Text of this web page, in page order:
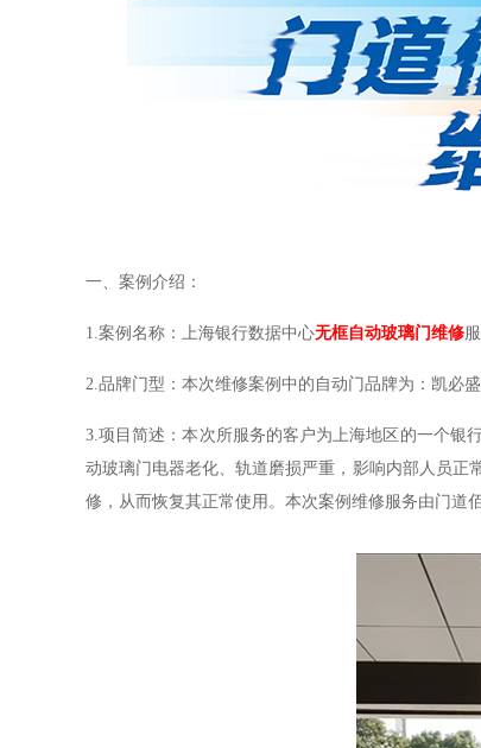
一、案例介绍：
1.案例名称：上海银行数据中心无框自动玻璃门维修
2.品牌门型：本次维修案例中的自动门品牌为： 凯必
3.项目简述：本次所服务的客户为上海地区的一个银
动玻璃门电器老化、轨道磨损严重，影响内部人员正
修，从而恢复其正常使用。本次案例维修服务由门道